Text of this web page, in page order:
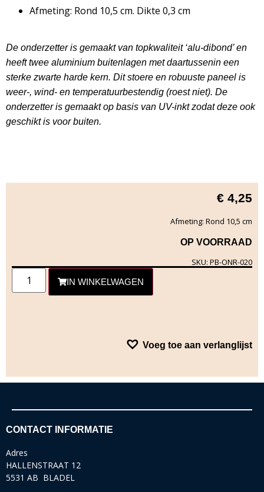
Afmeting: Rond 10,5 cm. Dikte 0,3 cm
De onderzetter is gemaakt van topkwaliteit ‘alu-dibond’ en
heeft twee aluminium buitenlagen met daartussenin een
sterke zwarte harde kern. Dit stoere en robuuste paneel is
weer-, wind- en temperatuurbestendig (roest niet). De
onderzetter is gemaakt op basis van UV-inkt zodat deze ook
geschikt is voor buiten.
€ 4,25
Afmeting: Rond 10,5 cm
OP VOORRAAD
SKU: PB-ONR-020
IN WINKELWAGEN
Voeg toe aan verlanglijst
CONTACT INFORMATIE
Adres
HALLENSTRAAT 12
5531 AB BLADEL